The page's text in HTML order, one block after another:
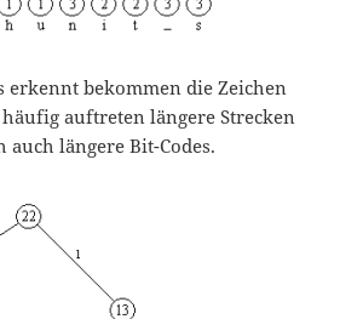
erkennt bekommen die Zeichen
auftreten längere Strecken
auch längere Bit-Codes.